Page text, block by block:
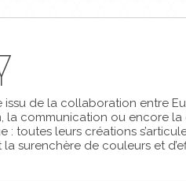
de la collaboration entre
la communication ou encore
toutes leurs créations
surenchère de couleurs et